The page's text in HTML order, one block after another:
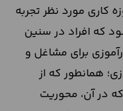
کاری مورد نظر تجربه
که افراد در سنین
برای مشاغل و
همانطور که از
در آن، محوریت